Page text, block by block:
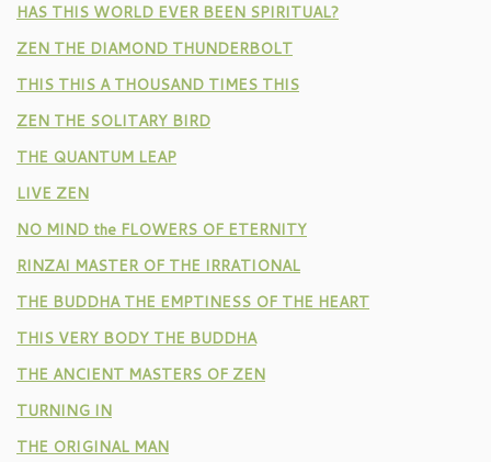
HAS THIS WORLD EVER BEEN SPIRITUAL?
ZEN THE DIAMOND THUNDERBOLT
THIS THIS A THOUSAND TIMES THIS
ZEN THE SOLITARY BIRD
THE QUANTUM LEAP
LIVE ZEN
NO MIND the FLOWERS OF ETERNITY
RINZAI MASTER OF THE IRRATIONAL
THE BUDDHA THE EMPTINESS OF THE HEART
THIS VERY BODY THE BUDDHA
THE ANCIENT MASTERS OF ZEN
TURNING IN
THE ORIGINAL MAN